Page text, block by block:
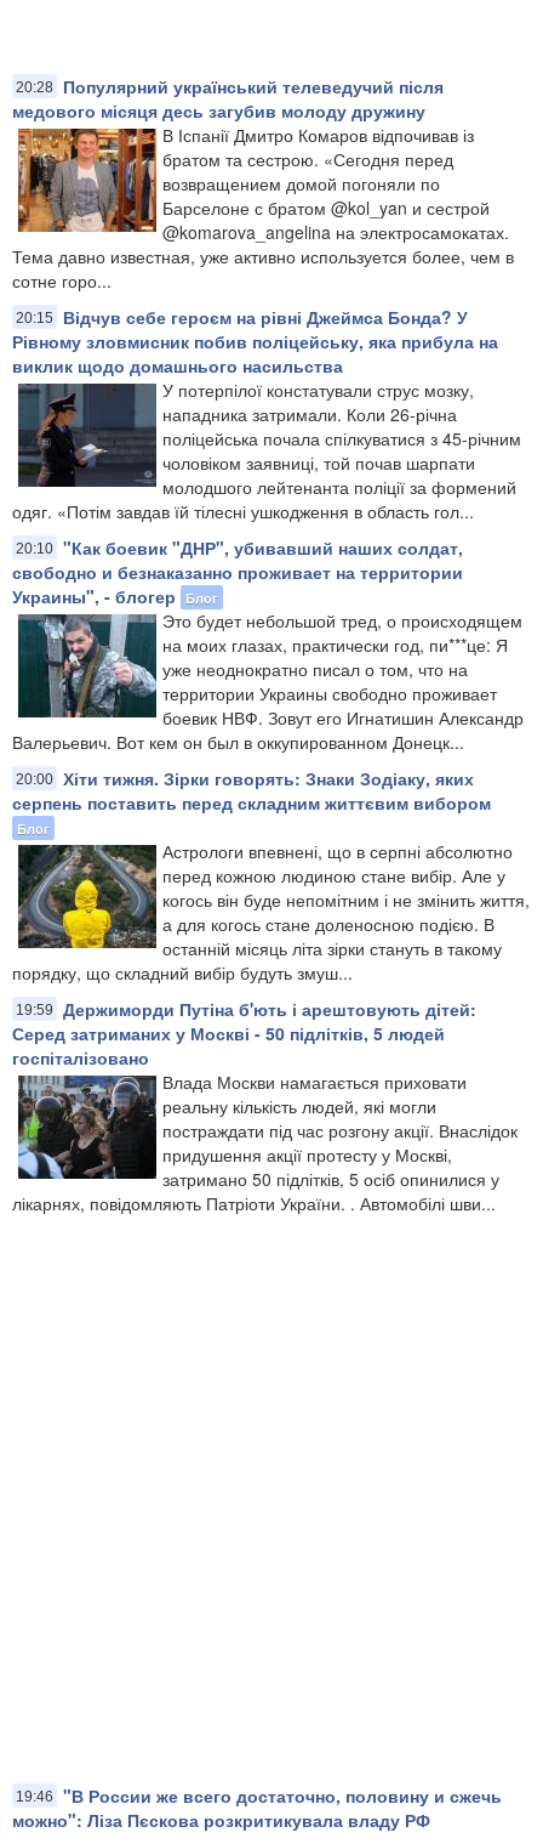
20:28
Популярний український телеведучий після
медового місяця десь загубив молоду дружину
В Іспанії Дмитро Комаров відпочивав із
братом та сестрою. «Сегодня перед
возвращением домой погоняли по
Барселоне с братом @kol_yan и сестрой
@komarova_angelina на электросамокатах.
Тема давно известная, уже активно используется более, чем в
сотне горо...
20:15
Відчув себе героєм на рівні Джеймса Бонда? У
Рівному зловмисник побив поліцейську, яка прибула на
виклик щодо домашнього насильства
У потерпілої констатували струс мозку,
нападника затримали. Коли 26-річна
поліцейська почала спілкуватися з 45-річним
чоловіком заявниці, той почав шарпати
молодшого лейтенанта поліції за формений
одяг. «Потім завдав їй тілесні ушкодження в область гол...
20:10 "Как боевик "ДНР", убивавший наших солдат,
свободно и безнаказанно проживает на территории
Украины", - блогер
Блог
Это будет небольшой тред, о происходящем
на моих глазах, практически год, пи***це: Я
уже неоднократно писал о том, что на
территории Украины свободно проживает
боевик НВФ. Зовут его Игнатишин Александр
Валерьевич. Вот кем он был в оккупированном Донецк...
20:00 Хіти тижня. Зірки говорять: Знаки Зодіаку, яких
серпень поставить перед складним життєвим вибором
Блог
​Астрологи впевнені, що в серпні абсолютно
перед кожною людиною стане вибір. Але у
когось він буде непомітним і не змінить життя,
а для когось стане доленосною подією. В
останній місяць літа зірки стануть в такому
порядку, що складний вибір будуть змуш...
19:59
Держиморди Путіна б'ють і арештовують дітей:
Серед затриманих у Москві - 50 підлітків, 5 людей
госпіталізовано
Влада Москви намагається приховати
реальну кількість людей, які могли
постраждати під час розгону акції. Внаслідок
придушення акції протесту у Москві,
затримано 50 підлітків, 5 осіб опинилися у
лікарнях, повідомляють Патріоти України. . Автомобілі шви...
19:46
"В России же всего достаточно, половину и сжечь
можно": Ліза Пєскова розкритикувала владу РФ